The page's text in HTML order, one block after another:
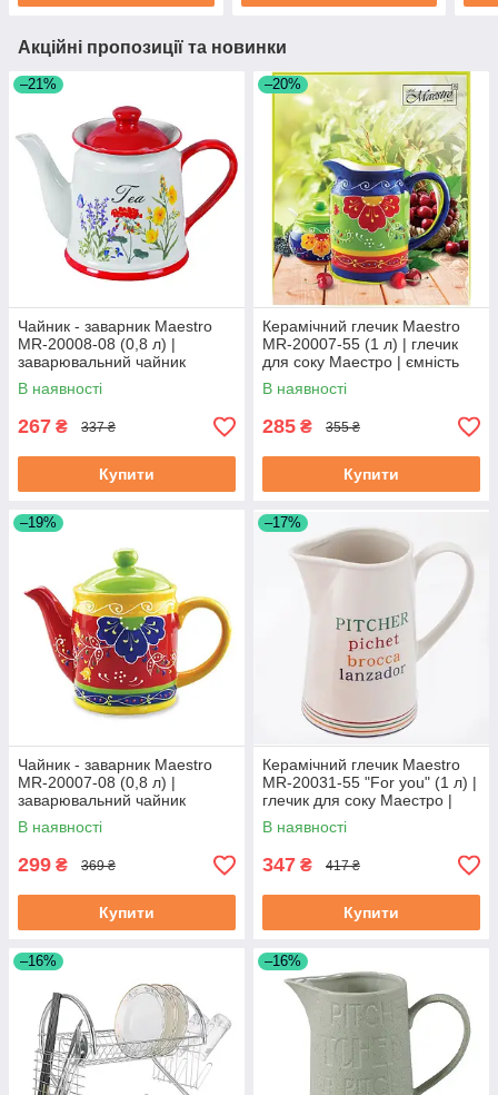
Акційні пропозиції та новинки
–21%
Чайник - заварник Maestro
MR-20008-08 (0,8 л) |
заварювальний чайник
Маестро | керамічний чайник
Маестро
В наявності
267 ₴ 337 ₴
Купити
–20%
Керамічний глечик Maestro
MR-20007-55 (1 л) | глечик
для соку Маестро | ємність
для води Маестро
В наявності
285 ₴ 355 ₴
Купити
–19%
Чайник - заварник Maestro
MR-20007-08 (0,8 л) |
заварювальний чайник
Маестро | керамічний чайник
Маестро
В наявності
299 ₴ 369 ₴
Купити
–17%
Керамічний глечик Maestro
MR-20031-55 "For you" (1 л) |
глечик для соку Маестро |
ємність для води Маестро
В наявності
347 ₴ 417 ₴
Купити
–16% –16%